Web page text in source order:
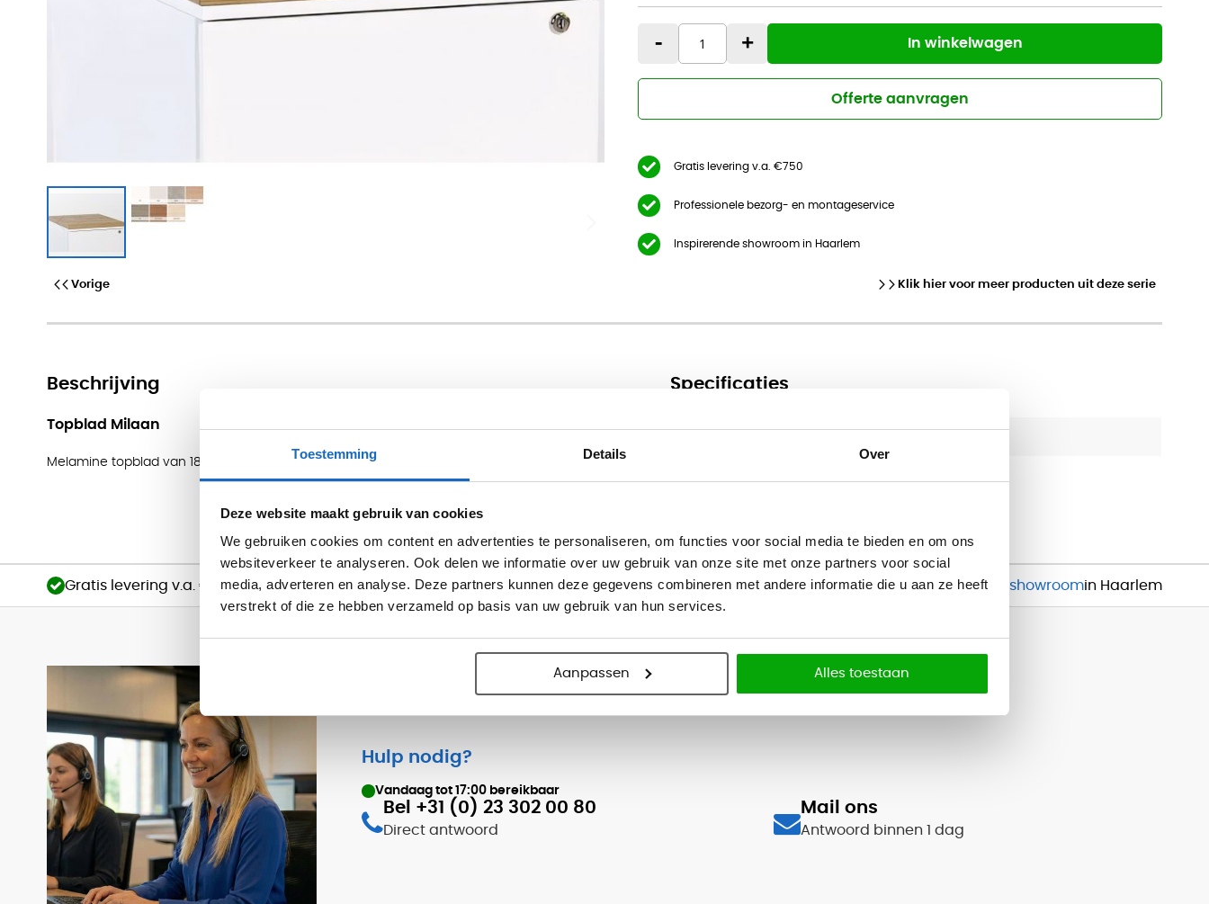
Toestemming Details Over
Deze website maakt gebruik van cookies
We gebruiken cookies om content en advertenties te personaliseren, om functies voor social media te bieden en om ons
websiteverkeer te analyseren. Ook delen we informatie over uw gebruik van onze site met onze partners voor social
media, adverteren en analyse. Deze partners kunnen deze gegevens combineren met andere informatie die u aan ze heeft
verstrekt of die ze hebben verzameld op basis van uw gebruik van hun services.
Aanpassen Alles toestaan
- + In winkelwagen
Offerte aanvragen
Gratis levering v.a. €750
Professionele bezorg- en montageservice
Inspirerende showroom in Haarlem
Vorige Klik hier voor meer producten uit deze serie
Beschrijving
Topblad Milaan
Melamine topblad van 18mm dik, uitsluitend geschikt voor de stalen rolcontainer milaan
Specificaties
Gratis levering v.a. €750 Professionele bezorg- en montageservice Inspirerende showroomin Haarlem
Hulp nodig?
Vandaag tot 17:00 bereikbaar
Bel +31 (0) 23 302 00 80
Direct antwoord
Mail ons
Antwoord binnen 1 dag